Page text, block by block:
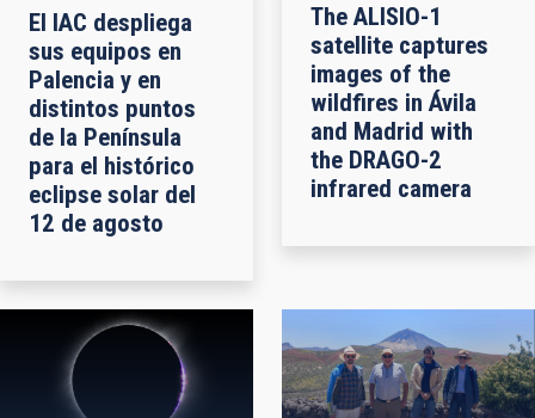
El IAC despliega
sus equipos en
Palencia y en
distintos puntos
de la Península
para el histórico
eclipse solar del
12 de agosto
The ALISIO-1
satellite captures
images of the
wildfires in Ávila
and Madrid with
the DRAGO-2
infrared camera